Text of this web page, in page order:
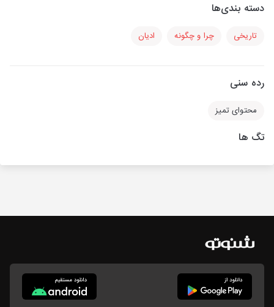
دسته بندی‌ها
تاریخی چرا و چگونه ادیان
رده سنی
محتوای تمیز
تگ ها